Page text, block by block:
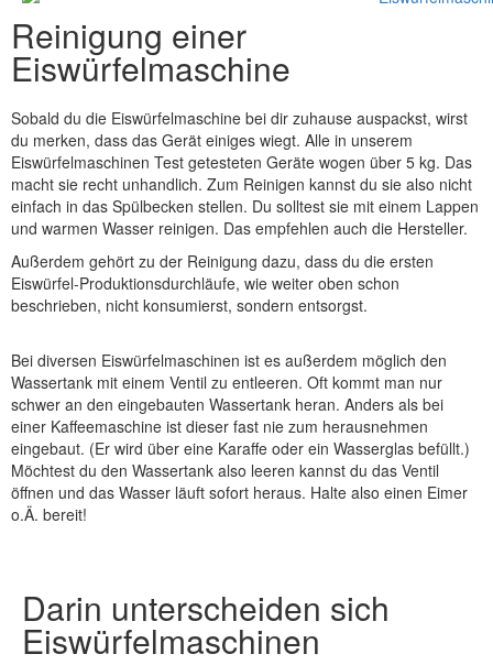
Reinigung einer
Eiswürfelmaschine
Sobald du die Eiswürfelmaschine bei dir zuhause auspackst, wirst
du merken, dass das Gerät einiges wiegt. Alle in unserem
Eiswürfelmaschinen Test getesteten Geräte wogen über 5 kg. Das
macht sie recht unhandlich. Zum Reinigen kannst du sie also nicht
einfach in das Spülbecken stellen. Du solltest sie mit einem Lappen
und warmen Wasser reinigen. Das empfehlen auch die Hersteller.
Außerdem gehört zu der Reinigung dazu, dass du die ersten
Eiswürfel-Produktionsdurchläufe, wie weiter oben schon
beschrieben, nicht konsumierst, sondern entsorgst.
Bei diversen Eiswürfelmaschinen ist es außerdem möglich den
Wassertank mit einem Ventil zu entleeren. Oft kommt man nur
schwer an den eingebauten Wassertank heran. Anders als bei
einer Kaffeemaschine ist dieser fast nie zum herausnehmen
eingebaut. (Er wird über eine Karaffe oder ein Wasserglas befüllt.)
Möchtest du den Wassertank also leeren kannst du das Ventil
öffnen und das Wasser läuft sofort heraus. Halte also einen Eimer
o.Ä. bereit!
Darin unterscheiden sich
Eiswürfelmaschinen